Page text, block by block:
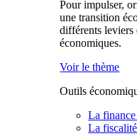
Pour impulser,
une transition
différents leviers
économiques.
Voir le thème
Outils
La
La